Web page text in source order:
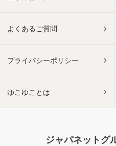
よくあるご質問
プライバシーポリシー
ゆこゆことは
ジャパネットグ